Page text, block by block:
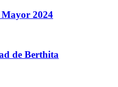
2024
de Berthita